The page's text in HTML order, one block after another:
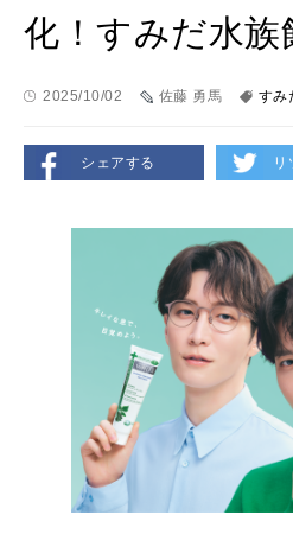
化！すみだ水
2025/10/02 佐藤 勇馬 すみ
シェアする リ